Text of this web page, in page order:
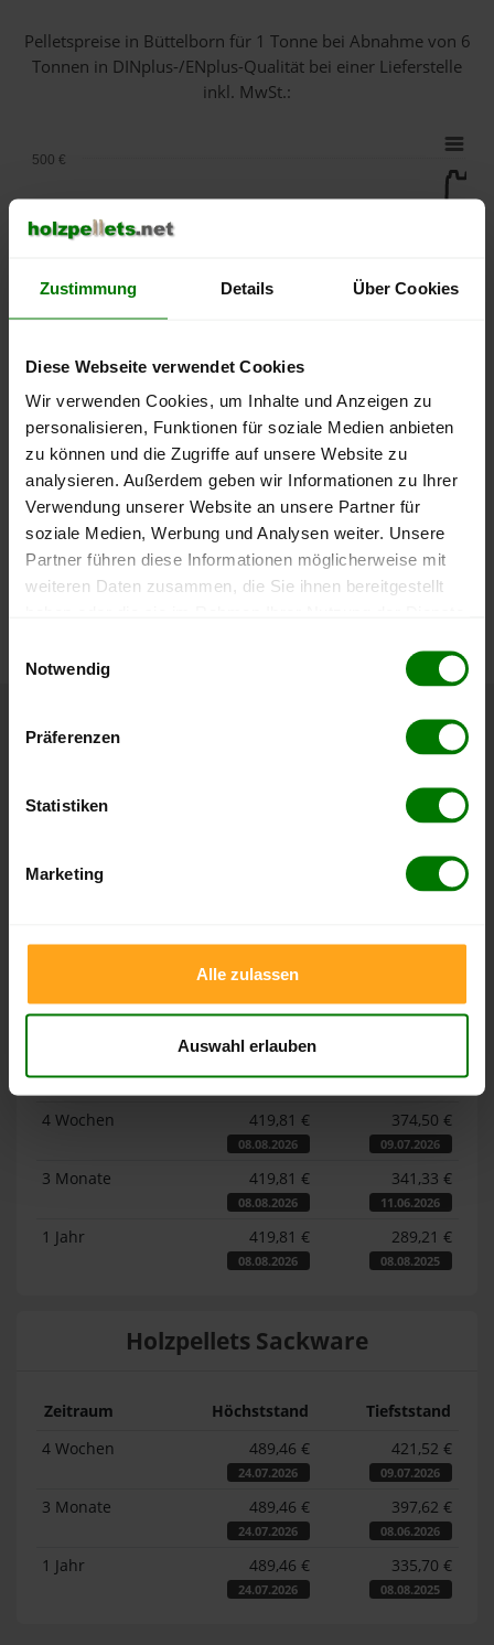
Zustimmung Details Über Cookies
Diese Webseite verwendet Cookies
Wir verwenden Cookies, um Inhalte und Anzeigen zu
personalisieren, Funktionen für soziale Medien anbieten
zu können und die Zugriffe auf unsere Website zu
analysieren. Außerdem geben wir Informationen zu Ihrer
Verwendung unserer Website an unsere Partner für
soziale Medien, Werbung und Analysen weiter. Unsere
Partner führen diese Informationen möglicherweise mit
weiteren Daten zusammen, die Sie ihnen bereitgestellt
Notwendig
Präferenzen
Statistiken
Marketing
Alle zulassen
Auswahl erlauben
Pelletspreise in Büttelborn für 1 Tonne bei Abnahmevon 6
Tonnen in DINplus-/ENplus-Qualität bei einer Lieferstelle
inkl. MwSt.:
lose Ware Sackware
September
Januar
Mai
250 €
300 €
400 €
450 €
500 €
Die aktuelle Preisentwicklung für Holzpellets in Deutschland
können Sie jederzeit auf unsererPelletspreise-Seite
Höchst- und Tiefststände der
Pelletspreise für lose Holzpellets und Holzpellets
Sackware in Büttelborn
. Das dazugehörige Datum zeigt,
erreicht wurde.
Lose Holzpellets
Zeitraum Höchststand
Tiefststand
4 Wochen
419,81 €
08.08.2026
374,50 €
09.07.2026
3 Monate 419,81 €
08.08.2026
341,33 €
11.06.2026
1 Jahr 419,81 €
08.08.2026
289,21 €
08.08.2025
Holzpellets Sackware
Zeitraum Höchststand
Tiefststand
4 Wochen
489,46 €
24.07.2026
421,52 €
09.07.2026
3 Monate 489,46 €
24.07.2026
397,62 €
08.06.2026
1 Jahr 489,46 €
24.07.2026
335,70 €
08.08.2025